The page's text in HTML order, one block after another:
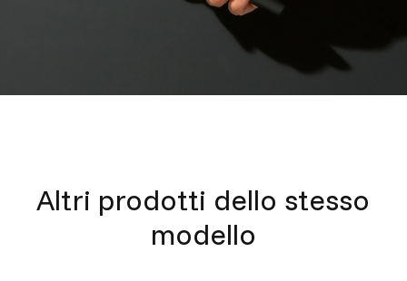
Altri prodotti dello stesso
modello